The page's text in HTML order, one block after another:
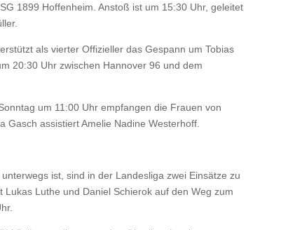
1899 Hoffenheim. Anstoß ist um 15:30 Uhr, geleitet
als vierter Offizieller das Gespann um Tobias
20:30 Uhr zwischen Hannover 96 und dem
um 11:00 Uhr empfangen die Frauen von
assistiert Amelie Nadine Westerhoff.
ist, sind in der Landesliga zwei Einsätze zu
Luthe und Daniel Schierok auf den Weg zum